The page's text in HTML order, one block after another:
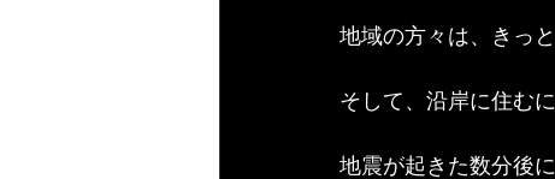
地域の方々は、きっ
そして、沿岸に住む
地震が起きた数分後